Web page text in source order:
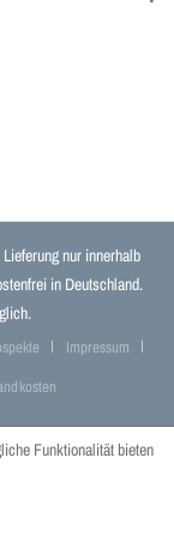
nur innerhalb
in Deutschland.
Impressum
Funktionalität bieten